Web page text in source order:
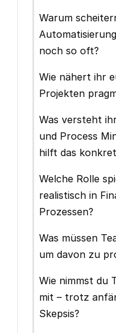
Warum
noch so oft?
Wie nähert ihr
Projekten
Was versteht
und Process
hilft das
Welche Rolle
realistisch in
Prozessen?
Was müssen
um davon zu
Wie nimmst du
mit – trotz
Skepsis?